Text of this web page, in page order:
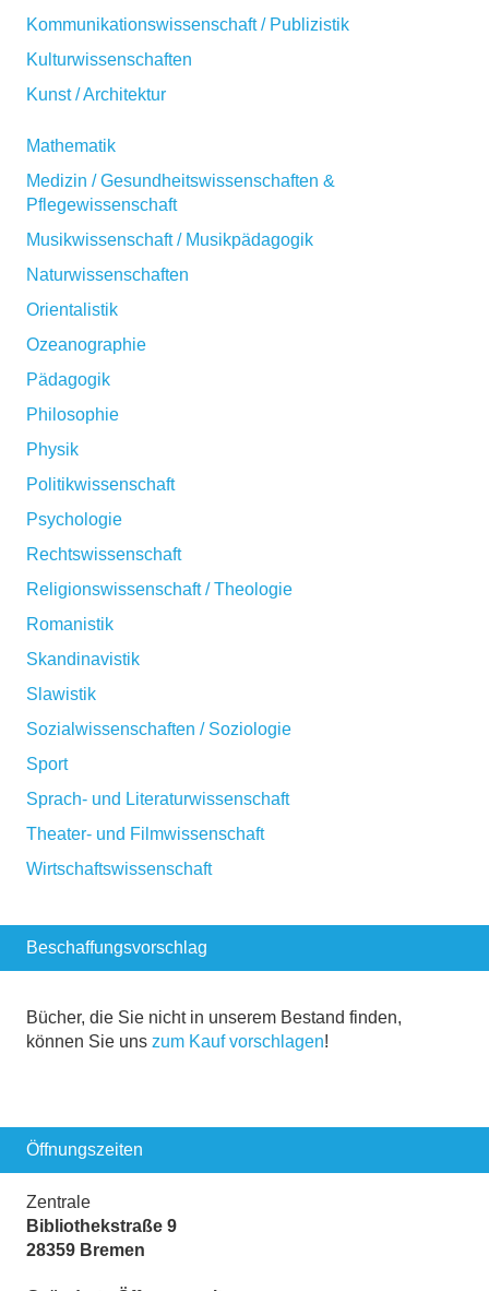
Kommunikationswissenschaft / Publizistik
Kulturwissenschaften
Kunst / Architektur
Mathematik
Medizin / Gesundheitswissenschaften &
Pflegewissenschaft
Musikwissenschaft / Musikpädagogik
Naturwissenschaften
Orientalistik
Ozeanographie
Pädagogik
Philosophie
Physik
Politikwissenschaft
Psychologie
Rechtswissenschaft
Religionswissenschaft / Theologie
Romanistik
Skandinavistik
Slawistik
Sozialwissenschaften / Soziologie
Sport
Sprach- und Literaturwissenschaft
Theater- und Filmwissenschaft
Wirtschaftswissenschaft
Beschaffungsvorschlag
Bücher, die Sie nicht in unserem Bestand finden,
können Sie uns zum Kauf vorschlagen!
Öffnungszeiten
Zentrale
Bibliothekstraße 9
28359 Bremen